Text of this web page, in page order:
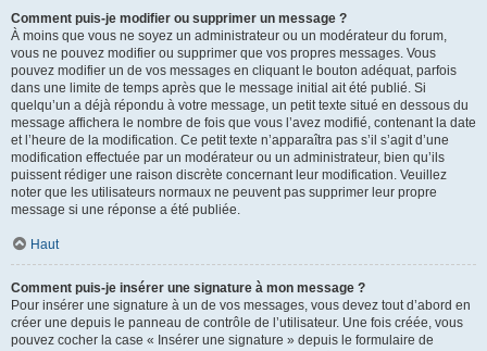
Comment puis-je modifier ou supprimer un message ?
À moins que vous ne soyez un administrateur ou un modérateur du forum,
vous ne pouvez modifier ou supprimer que vos propres messages. Vous
pouvez modifier un de vos messages en cliquant le bouton adéquat, parfois
dans une limite de temps après que le message initial ait été publié. Si
quelqu’un a déjà répondu à votre message, un petit texte situé en dessous du
message affichera le nombre de fois que vous l’avez modifié, contenant la date
et l’heure de la modification. Ce petit texte n’apparaîtra pas s’il s’agit d’une
modification effectuée par un modérateur ou un administrateur, bien qu’ils
puissent rédiger une raison discrète concernant leur modification. Veuillez
noter que les utilisateurs normaux ne peuvent pas supprimer leur propre
message si une réponse a été publiée.
Haut
Comment puis-je insérer une signature à mon message ?
Pour insérer une signature à un de vos messages, vous devez tout d’abord en
créer une depuis le panneau de contrôle de l’utilisateur. Une fois créée, vous
pouvez cocher la case « Insérer une signature » depuis le formulaire de